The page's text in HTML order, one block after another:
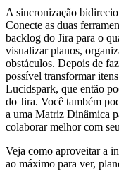
A sincronização
Conecte as duas
backlog do Jira para o
visualizar planos,
obstáculos. Depois de
possível transformar
Lucidspark, que então
do Jira. Você também
a uma Matriz Dinâmica
colaborar melhor com
Veja como aproveitar a
ao máximo para ver,